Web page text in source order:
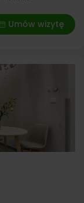
Umów wizytę